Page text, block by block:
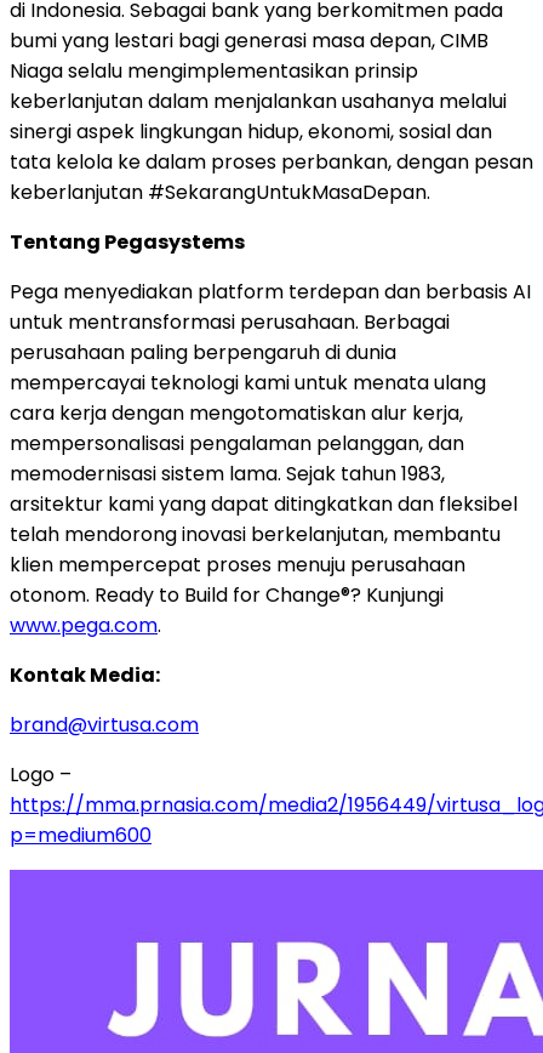
di Indonesia. Sebagai bank yang berkomitmen pada
bumi yang lestari bagi generasi masa depan, CIMB
Niaga selalu mengimplementasikan prinsip
keberlanjutan dalam menjalankan usahanya melalui
sinergi aspek lingkungan hidup, ekonomi, sosial dan
tata kelola ke dalam proses perbankan, dengan pesan
keberlanjutan #SekarangUntukMasaDepan.
Tentang Pegasystems
Pega menyediakan platform terdepan dan berbasis AI
untuk mentransformasi perusahaan. Berbagai
perusahaan paling berpengaruh di dunia
mempercayai teknologi kami untuk menata ulang
cara kerja dengan mengotomatiskan alur kerja,
mempersonalisasi pengalaman pelanggan, dan
memodernisasi sistem lama. Sejak tahun 1983,
arsitektur kami yang dapat ditingkatkan dan fleksibel
telah mendorong inovasi berkelanjutan, membantu
klien mempercepat proses menuju perusahaan
otonom. Ready to Build for Change®? Kunjungi
www.pega.com.
Kontak Media:
brand@virtusa.com
Logo –
https://mma.prnasia.com/media2/1956449/
p=medium600